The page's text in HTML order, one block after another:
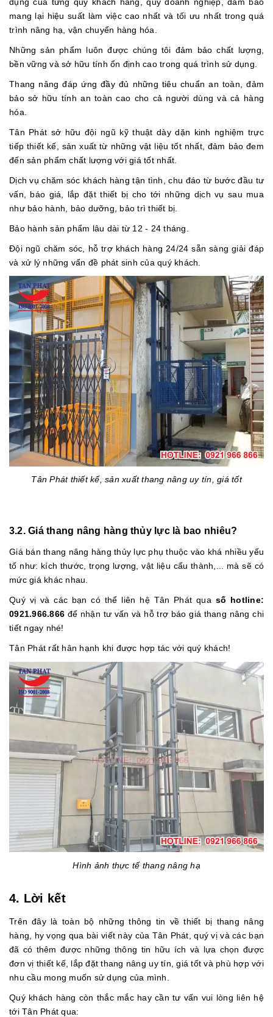
mang lại hiệu suất làm việc cao nhất và tối ưu nhất trong quá
trình nâng hạ, vận chuyển hàng hóa.
Những sản phẩm luôn được chúng tôi đảm bảo chất lượng,
bền vững và sở hữu tính ổn định cao trong quá trình sử dụng.
Thang nâng đáp ứng đầy đủ những tiêu chuẩn an toàn, đảm
bảo sở hữu tính an toàn cao cho cả người dùng và cả hàng
hóa.
Tân Phát sở hữu đội ngũ kỹ thuật dày dặn kinh nghiệm trực
tiếp thiết kế, sản xuất từ những vật liệu tốt nhất, đảm bảo đem
đến sản phẩm chất lượng với giá tốt nhất.
Dịch vụ chăm sóc khách hàng tận tình, chu đáo từ bước đầu tư
vấn, báo giá, lắp đặt thiết bị cho tới những dịch vụ sau mua
như bảo hành, bảo dưỡng, bảo trì thiết bị.
Bảo hành sản phẩm lâu dài từ 12 - 24 tháng.
Đội ngũ chăm sóc, hỗ trợ khách hàng 24/24 sẵn sàng giải đáp
và xử lý những vấn đề phát sinh của quý khách.
Tân Phát thiết kế, sản xuất thang nâng uy tín, giá tốt
3.2. Giá thang nâng hàng thủy lực là bao nhiêu?
Giá bán thang nâng hàng thủy lực phụ thuộc vào khá nhiều yếu
tố như: kích thước, trọng lượng, vật liệu cấu thành,... mà sẽ có
mức giá khác nhau.
Quý vị và các bạn có thể liên hệ Tân Phát qua số hotline:
0921.966.866 để nhận tư vấn và hỗ trợ báo giá thang nâng chi
tiết ngay nhé!
Tân Phát rất hân hạnh khi được hợp tác với quý khách!
Hình ảnh thực tế thang nâng hạ
4. Lời kết
Trên đây là toàn bộ những thông tin về thiết bị thang nâng
hàng, hy vọng qua bài viết này của Tân Phát, quý vị và các bạn
đã có thêm được những thông tin hữu ích và lựa chọn được
đơn vị thiết kế, lắp đặt thang nâng uy tín, giá tốt và phù hợp với
nhu cầu mong muốn sử dụng của mình.
Quý khách hàng còn thắc mắc hay cần tư vấn vui lòng liên hệ
tới Tân Phát qua: